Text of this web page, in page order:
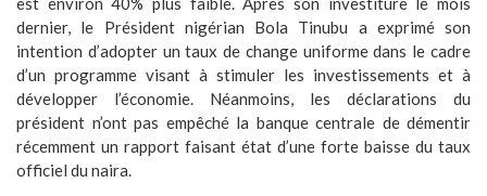
dernier, le Président nigérian Bola Tinubu a exprimé son
intention d’adopter un taux de change uniforme dans le cadre
d’un programme visant à stimuler les investissements et à
développer l’économie. Néanmoins, les déclarations du
président n’ont pas empêché la banque centrale de démentir
récemment un rapport faisant état d’une forte baisse du taux
officiel du naira.